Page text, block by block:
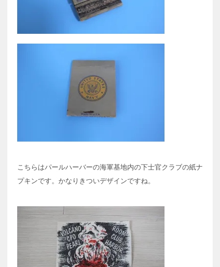
こちらはパールハーバーの海軍基地内の下士官クラブの紙ナ
プキンです。かなりきついデザインですね。